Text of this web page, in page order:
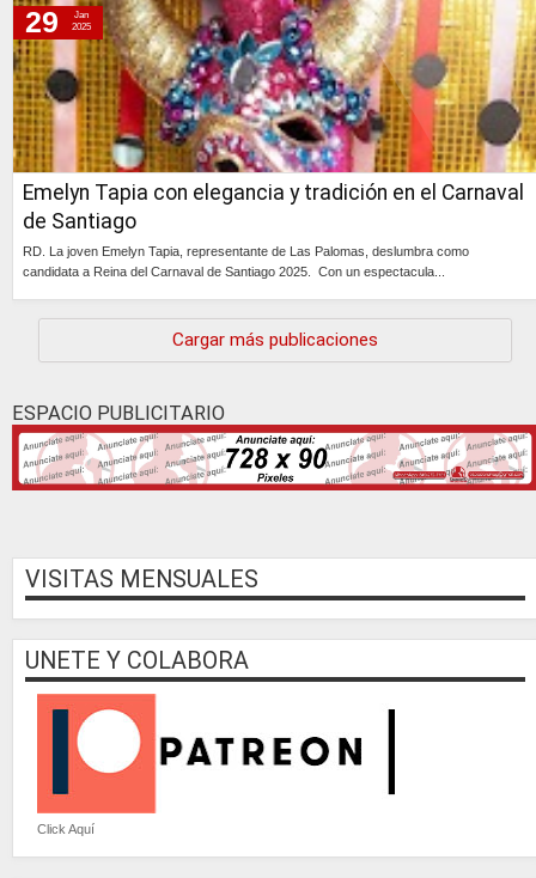
Emelyn Tapia con elegancia y tradición en el Carnaval
de Santiago
RD. La joven Emelyn Tapia, representante de Las Palomas, deslumbra como
candidata a Reina del Carnaval de Santiago 2025. Con un espectacula...
29
Jan
2025
Cargar más publicaciones
ESPACIO PUBLICITARIO
VISITAS MENSUALES
UNETE Y COLABORA
Click Aquí